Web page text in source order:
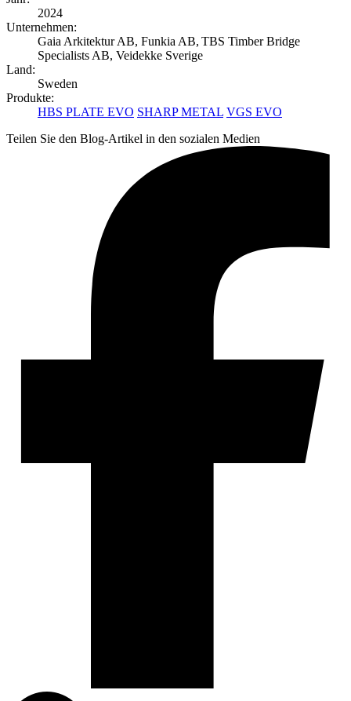
2024
Unternehmen:
Gaia Arkitektur AB, Funkia AB, TBS Timber Bridge
Specialists AB, Veidekke Sverige
Land:
Sweden
Produkte:
HBS PLATE EVO SHARP METAL VGS EVO
Teilen Sie den Blog-Artikel in den sozialen Medien